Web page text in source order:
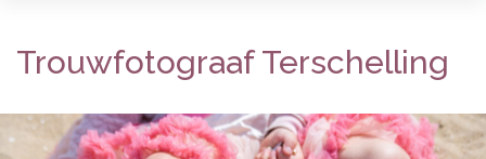
Trouwfotograaf Terschelling